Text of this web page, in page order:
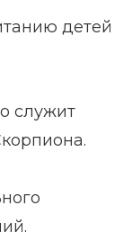
детей
служит